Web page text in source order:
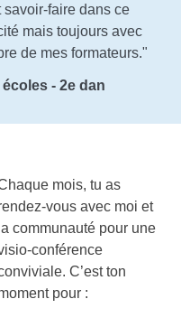
savoir-faire dans ce
mais toujours avec
de mes formateurs."
- 2e dan
mois, tu as
vous avec moi et
la communauté pour une
conférence
C’est ton
pour :